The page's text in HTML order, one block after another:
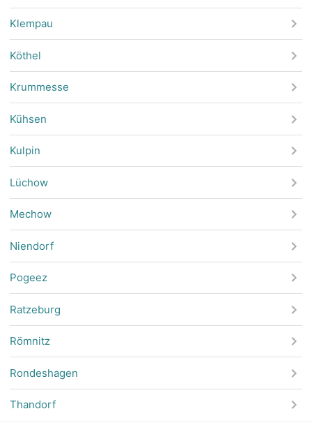
Klempau
Köthel
Krummesse
Kühsen
Kulpin
Lüchow
Mechow
Niendorf
Pogeez
Ratzeburg
Römnitz
Rondeshagen
Thandorf